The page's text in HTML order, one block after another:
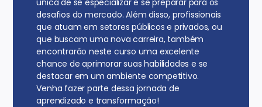
desafios do mercado. Além disso, profissionais
que atuam em setores públicos e privados, ou
que buscam uma nova carreira, também
encontrarão neste curso uma excelente
chance de aprimorar suas habilidades e se
destacar em um ambiente competitivo.
Venha fazer parte dessa jornada de
aprendizado e transformação!